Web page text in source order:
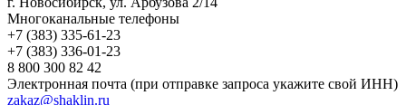
Многоканальные телефоны
+7 (383) 335-61-23
+7 (383) 336-01-23
8 800 300 82 42
Электронная почта (при отправке запроса укажите свой ИНН)
zakaz@shaklin.ru